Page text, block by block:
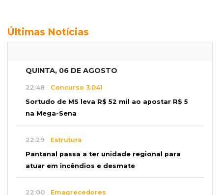
Últimas Notícias
QUINTA, 06 DE AGOSTO
22:48 Concurso 3.041
Sortudo de MS leva R$ 52 mil ao apostar R$ 5
na Mega-Sena
22:29 Estrutura
Pantanal passa a ter unidade regional para
atuar em incêndios e desmate
22:00 Emagrecedores